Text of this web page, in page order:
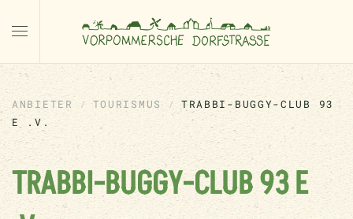
ANBIETER TOURISMUS
TRABBI-BUGGY-CLUB 93
E .V.
TRABBI-BUGGY-CLUB 93 E